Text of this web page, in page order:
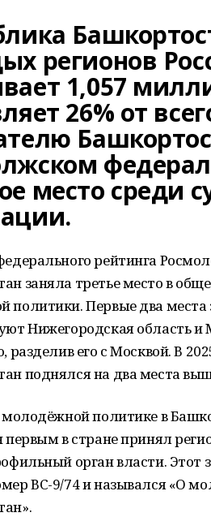
регионов
1,057
26% от
место среди
рейтинга
заняла третье место в
политики. Первые два места
Нижегородская область и
разделив его с Москвой. В
поднялся на два места
молодёжной политике в
первым в стране принял
орган власти. Этот
ВС-9/74 и назывался «О